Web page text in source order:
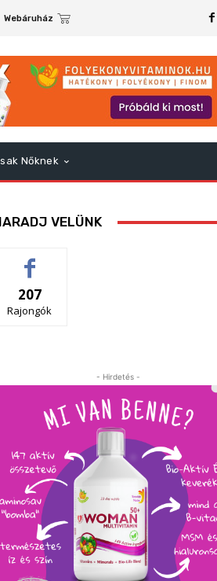
Webáruház
Nőknek
VELÜNK
207
Rajongók
- Hirdetés -